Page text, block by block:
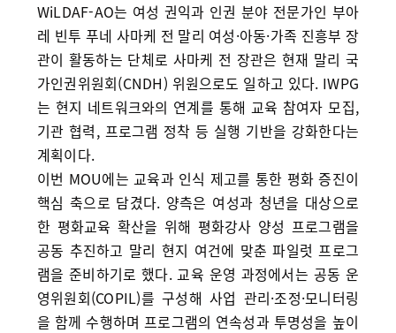
WiLDAF-AO는 여성 권익과 인권 분야 전문가인 부아
레 빈투 푸네 사마케 전 말리 여성·아동·가족 진흥부 장
관이 활동하는 단체로 사마케 전 장관은 현재 말리 국
가인권위원회(CNDH) 위원으로도 일하고 있다. IWPG
는 현지 네트워크와의 연계를 통해 교육 참여자 모집,
기관 협력, 프로그램 정착 등 실행 기반을 강화한다는
계획이다.
이번 MOU에는 교육과 인식 제고를 통한 평화 증진이
핵심 축으로 담겼다. 양측은 여성과 청년을 대상으로
한 평화교육 확산을 위해 평화강사 양성 프로그램을
공동 추진하고 말리 현지 여건에 맞춘 파일럿 프로그
램을 준비하기로 했다. 교육 운영 과정에서는 공동 운
영위원회(COPIL)를 구성해 사업 관리·조정·모니터링
을 함께 수행하며 프로그램의 연속성과 투명성을 높이